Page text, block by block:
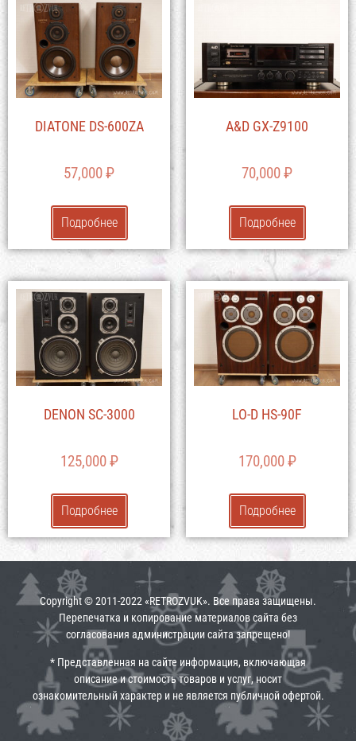
DIATONE DS-600ZA
57,000₽
Подробнее
A&D GX-Z9100
70,000₽
Подробнее
DENON SC-3000
125,000₽
Подробнее
LO-D HS-90F
170,000₽
Подробнее
Copyright © 2011-2022 «RETROZVUK». Все права защищены.
Перепечатка и копирование материалов сайта без
согласования администрации сайта запрещено!
* Представленная на сайте информация, включающая
описание и стоимость товаров и услуг, носит
ознакомительный характер и не является публичной офертой.